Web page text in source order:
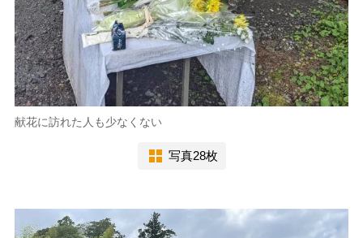
献花に訪れた人も少なくない
写真28枚